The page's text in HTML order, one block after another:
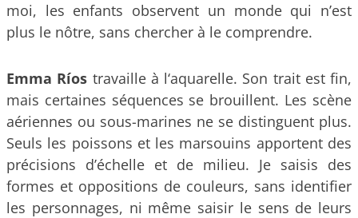
moi, les enfants observent un monde qui n’est
plus le nôtre, sans chercher à le comprendre.
Emma Ríos travaille à l‘aquarelle. Son trait est fin,
mais certaines séquences se brouillent. Les scène
aériennes ou sous-marines ne se distinguent plus.
Seuls les poissons et les marsouins apportent des
précisions d’échelle et de milieu. Je saisis des
formes et oppositions de couleurs, sans identifier
les personnages, ni même saisir le sens de leurs